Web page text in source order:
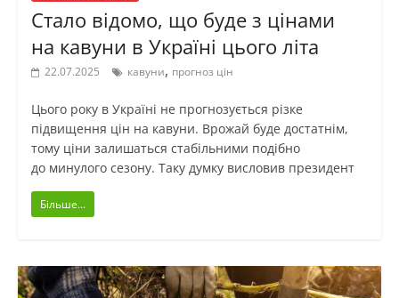
Стало відомо, що буде з цінами
на кавуни в Україні цього літа
22.07.2025 кавуни, прогноз цін
Цього року в Україні не прогнозується різке
підвищення цін на кавуни. Врожай буде достатнім,
тому ціни залишаться стабільними подібно
до минулого сезону. Таку думку висловив президент
Більше...